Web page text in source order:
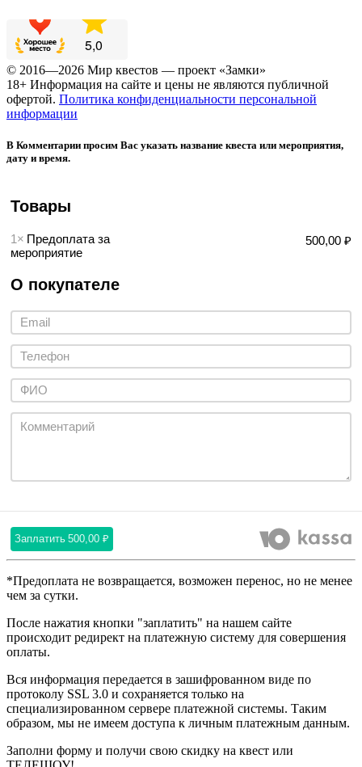
© 2016—2026 Мир квестов — проект «Замки»
18+ Информация на сайте и цены не являются публичной
офертой. Политика конфиденциальности персональной
информации
В Комментарии просим Вас указать название квеста или мероприятия,
дату и время.
Товары
1× Предоплата за
мероприятие
500,00 ₽
О покупателе
Заплатить 500,00 ₽
*Предоплата не возвращается, возможен перенос, но не менее
чем за сутки.
После нажатия кнопки "заплатить" на нашем сайте
происходит редирект на платежную систему для совершения
оплаты.
Вся информация передается в зашифрованном виде по
протоколу SSL 3.0 и сохраняется только на
специализированном сервере платежной системы. Таким
образом, мы не имеем доступа к личным платежным данным.
Заполни форму и получи свою скидку на квест или